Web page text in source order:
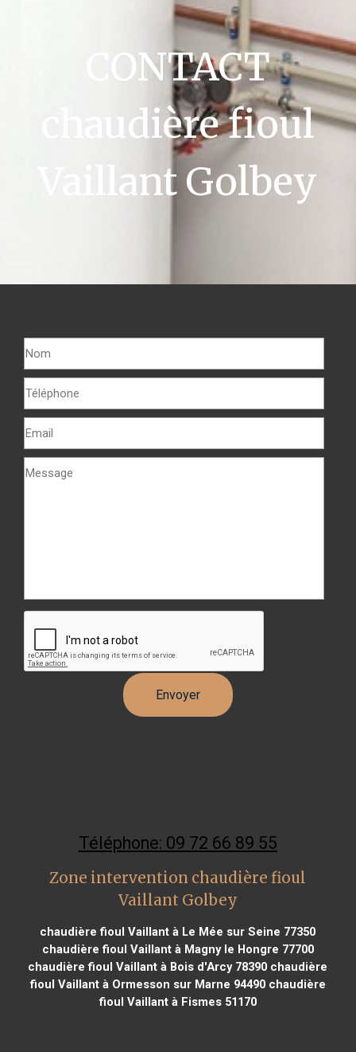
CONTACT
chaudière fioul
Vaillant Golbey
Téléphone: 09 72 66 89 55
Zone intervention chaudière fioul
Vaillant Golbey
chaudière fioul Vaillant à Le Mée sur Seine 77350
chaudière fioul Vaillant à Magny le Hongre 77700
chaudière fioul Vaillant à Bois d'Arcy 78390 chaudière
fioul Vaillant à Ormesson sur Marne 94490chaudière
fioul Vaillant à Fismes 51170